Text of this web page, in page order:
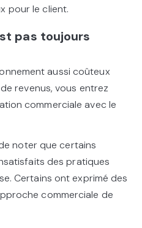
pour le client.
pas toujours
aussi coûteux
revenus, vous entrez
commerciale avec le
noter que certains
des pratiques
Certains ont exprimé des
commerciale de